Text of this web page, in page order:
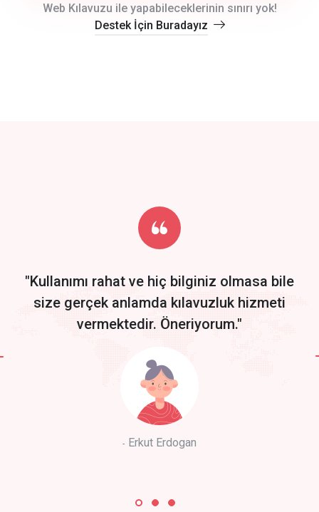
Start by trying our service for 30 days free trial no credit card
required.
Web Kılavuzu ile yapabileceklerinin sınırı yok!
Destek İçin Buradayız
"Kullanımı rahat ve hiç bilginiz olmasa bile
size gerçek anlamda kılavuzluk hizmeti
vermektedir. Öneriyorum."
Erkut Erdogan